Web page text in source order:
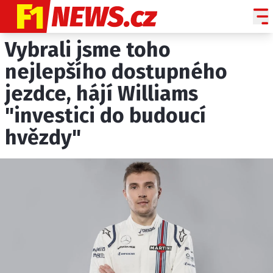
NOVINKY
GRAND PRIX
PADDOCK LINE
TECHNIKA
PROFILY TÝMŮ
ROZHOVORY
OSTATNÍ
SLEDUJTE NÁS NA|
Vybrali jsme toho
nejlepšího dostupného
jezdce, hájí Williams
"investici do budoucí
hvězdy"